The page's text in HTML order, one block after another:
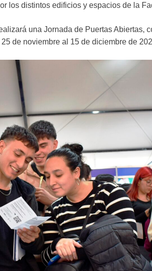
los distintos edificios y espacios de la
una Jornada de Puertas Abiertas,
de noviembre al 15 de diciembre de